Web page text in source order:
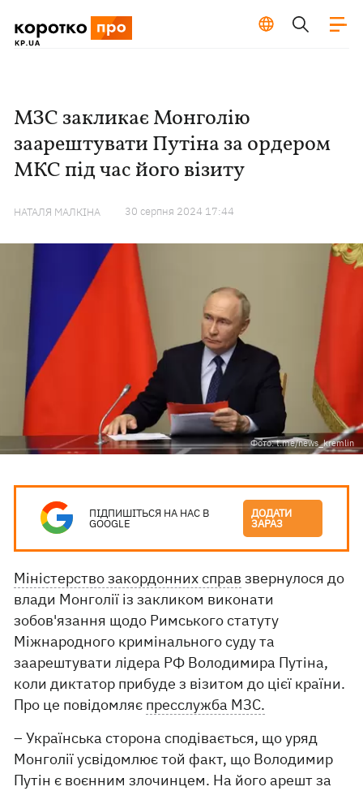
МЗС закликає Монголію
заарештувати Путіна за ордером
МКС під час його візиту
НАТАЛЯ МАЛКІНА 30 серпня 2024 17:44
Фото: t.me/news_kremlin
ПІДПИШІТЬСЯ НА НАС В
GOOGLE
ДОДАТИ
ЗАРАЗ
Міністерство закордонних справ звернулося до
влади Монголії із закликом виконати
зобов'язання щодо Римського статуту
Міжнародного кримінального суду та
заарештувати лідера РФ Володимира Путіна,
коли диктатор прибуде з візитом до цієї країни.
Про це повідомляє пресслужба МЗС.
– Українська сторона сподівається, що уряд
Монголії усвідомлює той факт, що Володимир
Путін є воєнним злочинцем. На його арешт за